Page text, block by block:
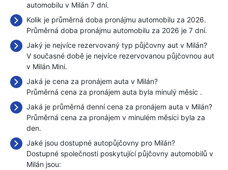
automobilu v Milán 7 dní.
Kolik je průměrná doba pronájmu automobilu za 2026.
Průměrná doba pronájmu automobilu za 2026 je 7 dní.
Jaký je nejvíce rezervovaný typ půjčovny aut v Milán?
V současné době je nejvíce rezervovanou půjčovnou aut
v Milán Mini.
Jaká je cena za pronájem auta v Milán?
Průměrná cena za pronájem auta byla minulý měsíc .
Jaká je průměrná denní cena za pronájem auta v Milán?
Průměrná cena za pronájem v minulém měsíci byla za
den.
Jaké jsou dostupné autopůjčovny pro Milán?
Dostupné společnosti poskytující půjčovny automobilů v
Milán jsou: